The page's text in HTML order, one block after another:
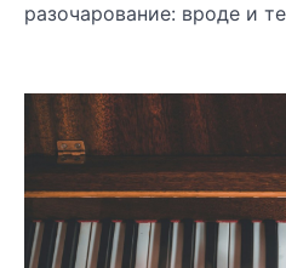
разочарование: вроде и